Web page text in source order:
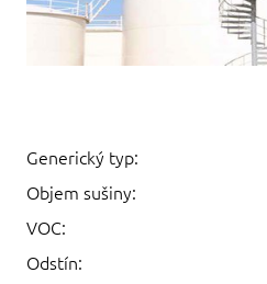
Generický typ:
Objem sušiny:
VOC:
Odstín: